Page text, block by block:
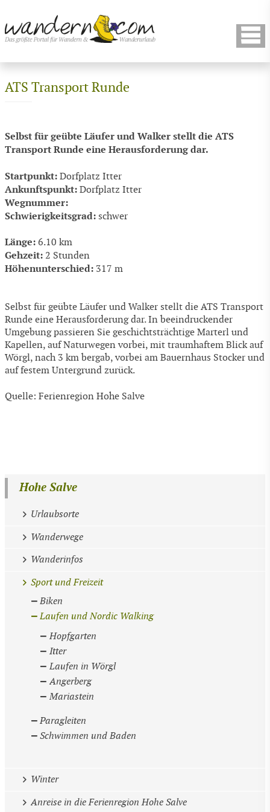
ATS Transport Runde
Selbst für geübte Läufer und Walker stellt die ATS
Transport Runde eine Herausforderung dar.
Startpunkt: Dorfplatz Itter
Ankunftspunkt: Dorfplatz Itter
Wegnummer:
Schwierigkeitsgrad: schwer
Länge: 6.10 km
Gehzeit: 2 Stunden
Höhenunterschied: 317 m
Selbst für geübte Läufer und Walker stellt die ATS Transport
Runde eine Herausforderung dar. In beeindruckender
Umgebung passieren Sie geschichtsträchtige Marterl und
Kapellen, auf Naturwegen vorbei, mit traumhaftem Blick auf
Wörgl, nach 3 km bergab, vorbei am Bauernhaus Stocker und
auf festem Untergrund zurück.
Quelle: Ferienregion Hohe Salve
Hohe Salve
Urlaubsorte
Wanderwege
Wanderinfos
Sport und Freizeit
Biken
Laufen und Nordic Walking
Hopfgarten
Itter
Laufen in Wörgl
Angerberg
Mariastein
Paragleiten
Schwimmen und Baden
Winter
Anreise in die Ferienregion Hohe Salve